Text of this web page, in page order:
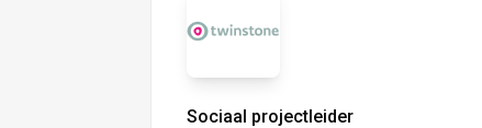
Sociaal projectleider